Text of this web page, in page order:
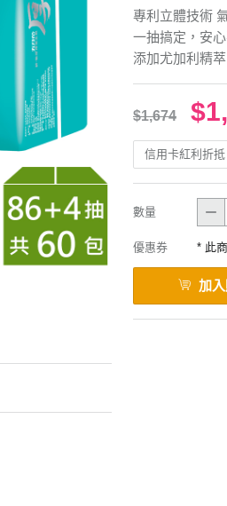
專利立體技術
一抽搞定，安
添加尤加利精
$1,674
信用卡紅利折抵
數量
優惠券 * 此
加